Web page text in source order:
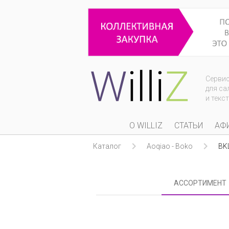
для
и
О WILLIZ СТАТЬИ
Каталог  Aoqiao - Boko 
АССОРТИМЕНТ